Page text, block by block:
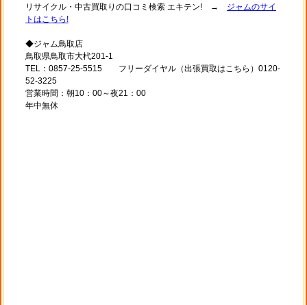
リサイクル・中古買取りの口コミ検索 エキテン! → ジャムのサイ
トはこちら!
◆ジャム鳥取店
鳥取県鳥取市大杙201-1
TEL：0857-25-5515 フリーダイヤル（出張買取はこちら）0120-
52-3225
営業時間：朝10：00～夜21：00
年中無休